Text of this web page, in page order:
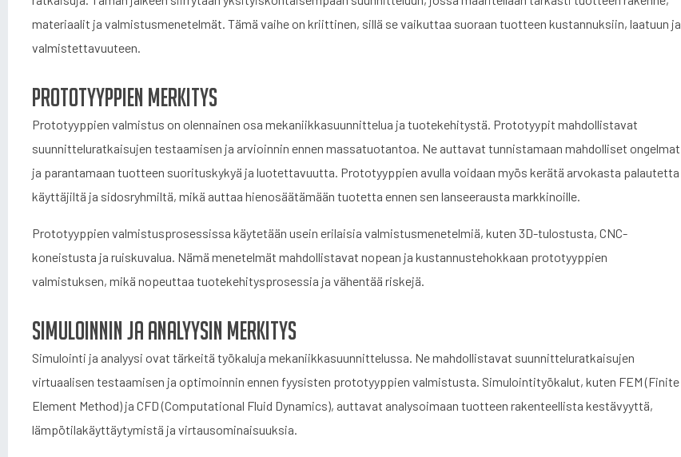
materiaalit ja valmistusmenetelmät. Tämä vaihe on kriittinen, sillä se vaikuttaa suoraan tuotteen kustannuksiin, laatuun ja
valmistettavuuteen.
Prototyyppien merkitys
Prototyyppien valmistus on olennainen osa mekaniikkasuunnittelua ja tuotekehitystä. Prototyypit mahdollistavat
suunnitteluratkaisujen testaamisen ja arvioinnin ennen massatuotantoa. Ne auttavat tunnistamaan mahdolliset ongelmat
ja parantamaan tuotteen suorituskykyä ja luotettavuutta. Prototyyppien avulla voidaan myös kerätä arvokasta palautetta
käyttäjiltä ja sidosryhmiltä, mikä auttaa hienosäätämään tuotetta ennen sen lanseerausta markkinoille.
Prototyyppien valmistusprosessissa käytetään usein erilaisia valmistusmenetelmiä, kuten 3D-tulostusta, CNC-
koneistusta ja ruiskuvalua. Nämä menetelmät mahdollistavat nopean ja kustannustehokkaan prototyyppien
valmistuksen, mikä nopeuttaa tuotekehitysprosessia ja vähentää riskejä.
Simuloinnin ja analyysin merkitys
Simulointi ja analyysi ovat tärkeitä työkaluja mekaniikkasuunnittelussa. Ne mahdollistavat suunnitteluratkaisujen
virtuaalisen testaamisen ja optimoinnin ennen fyysisten prototyyppien valmistusta. Simulointityökalut, kuten FEM (Finite
Element Method) ja CFD (Computational Fluid Dynamics), auttavat analysoimaan tuotteen rakenteellista kestävyyttä,
lämpötilakäyttäytymistä ja virtausominaisuuksia.